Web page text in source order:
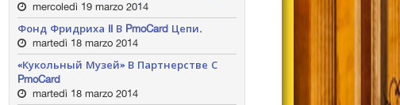
mercoledì 19 marzo 2014
Фонд Фридриха II В PmoCard Цепи.
martedì 18 marzo 2014
«Кукольный Музей» В Партнерстве С
PmoCard
martedì 18 marzo 2014